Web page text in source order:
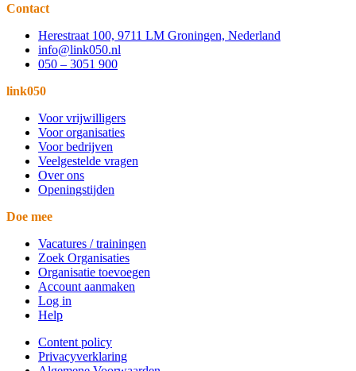
Contact
Herestraat 100, 9711 LM Groningen, Nederland
info@link050.nl
050 – 3051 900
link050
Voor vrijwilligers
Voor organisaties
Voor bedrijven
Veelgestelde vragen
Over ons
Openingstijden
Doe mee
Vacatures / trainingen
Zoek Organisaties
Organisatie toevoegen
Account aanmaken
Log in
Help
Content policy
Privacyverklaring